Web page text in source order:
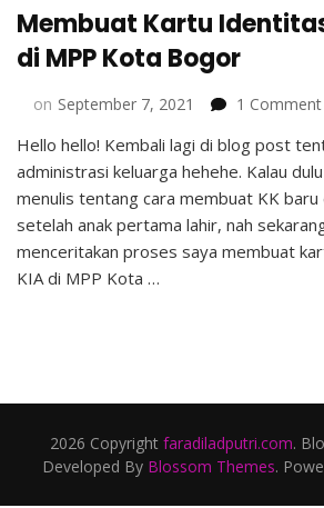
Membuat Kartu
di MPP Kota Bogor
on September 7, 2021 1 Comment
Hello hello! Kembali lagi di blog post
administrasi keluarga hehehe. Kalau
menulis tentang cara membuat KK
setelah anak pertama lahir, nah
menceritakan proses saya membuat
KIA di MPP Kota …
2026 Copyright faradiladputri.com.
Developed By Blossom Themes.